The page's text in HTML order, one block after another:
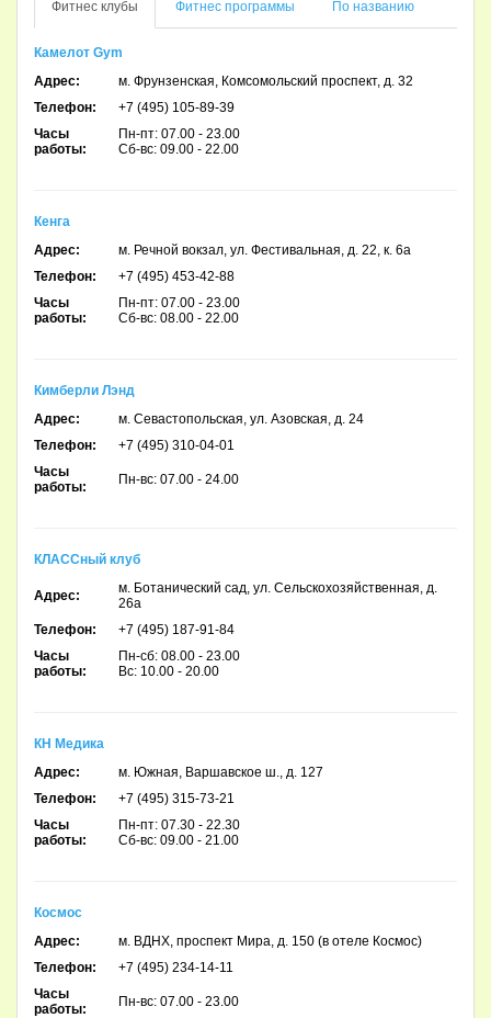
Фитнес клубы Фитнес программы По названию
Камелот Gym
Адрес:
м. Фрунзенская, Комсомольский проспект, д. 32
Телефон:
+7 (495) 105-89-39
Часы
работы:
Пн-пт: 07.00 - 23.00
Сб-вс: 09.00 - 22.00
Кенга
Адрес:
м. Речной вокзал, ул. Фестивальная, д. 22, к. 6а
Телефон:
+7 (495) 453-42-88
Часы
работы:
Пн-пт: 07.00 - 23.00
Сб-вс: 08.00 - 22.00
Кимберли Лэнд
Адрес:
м. Севастопольская, ул. Азовская, д. 24
Телефон:
+7 (495) 310-04-01
Часы
работы:
Пн-вс: 07.00 - 24.00
КЛАССный клуб
Адрес:
м. Ботанический сад, ул. Сельскохозяйственная, д.
26а
Телефон:
+7 (495) 187-91-84
Часы
работы:
Пн-сб: 08.00 - 23.00
Вс: 10.00 - 20.00
КН Медика
Адрес:
м. Южная, Варшавское ш., д. 127
Телефон:
+7 (495) 315-73-21
Часы
работы:
Пн-пт: 07.30 - 22.30
Сб-вс: 09.00 - 21.00
Космос
Адрес:
м. ВДНХ, проспект Мира, д. 150 (в отеле Космос)
Телефон:
+7 (495) 234-14-11
Часы
работы:
Пн-вс: 07.00 - 23.00